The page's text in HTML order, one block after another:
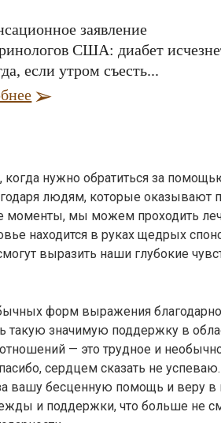
заявление
США: диабет
если утром съесть...
нужно обратиться за
людям, которые оказывают
моменты, мы можем проходить
находится в руках щедрых
выразить наши глубокие
форм выражения
значимую поддержку в
— это трудное и
сердцем сказать не
вашу бесценную помощь и веру в
и поддержки, что больше не